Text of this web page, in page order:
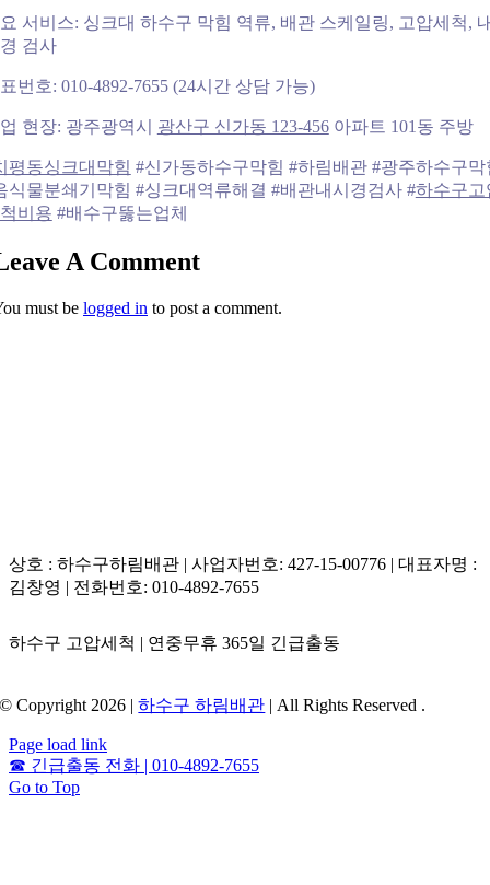
서비스: 싱크대 하수구 막힘 역류, 배관 스케일링, 고압세척,
검사
번호: 010-4892-7655 (24시간 상담 가능)
현장: 광주광역시 광산구 신가동 123-456아파트 101동 주방
평동싱크대막힘 #신가동하수구막힘 #하림배관 #광주하수구막
식물분쇄기막힘 #싱크대역류해결 #배관내시경검사 #하수구고
비용 #배수구뚫는업체
A Comment
must be logged in to post a comment.
상호 : 하수구하림배관 | 사업자번호: 427-15-00776 | 대표자명 :
김창영 | 전화번호: 010-4892-7655
하수구 고압세척 | 연중무휴 365일 긴급출동
© Copyright 2026 |하수구 하림배관 | All Rights Reserved .
Page load link
☎ 긴급출동 전화 | 010-4892-7655
Go to Top